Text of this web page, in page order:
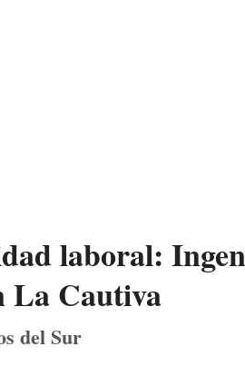
laboral:
La Cautiva
del Sur